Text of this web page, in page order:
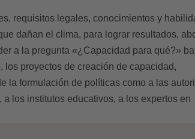
requisitos legales, conocimientos y
dañan el clima, para lograr resultados,
a la pregunta «¿Capacidad para qué?»
proyectos de creación de capacidad,
la formulación de políticas como a las
los institutos educativos, a los expertos en